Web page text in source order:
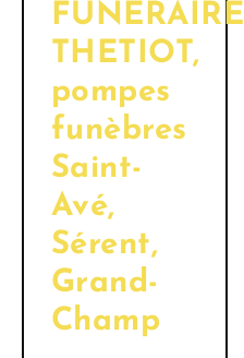
FUNÉRAIRE
THETIOT,
pompes
funèbres
Saint-
Avé,
Sérent,
Grand-
Champ